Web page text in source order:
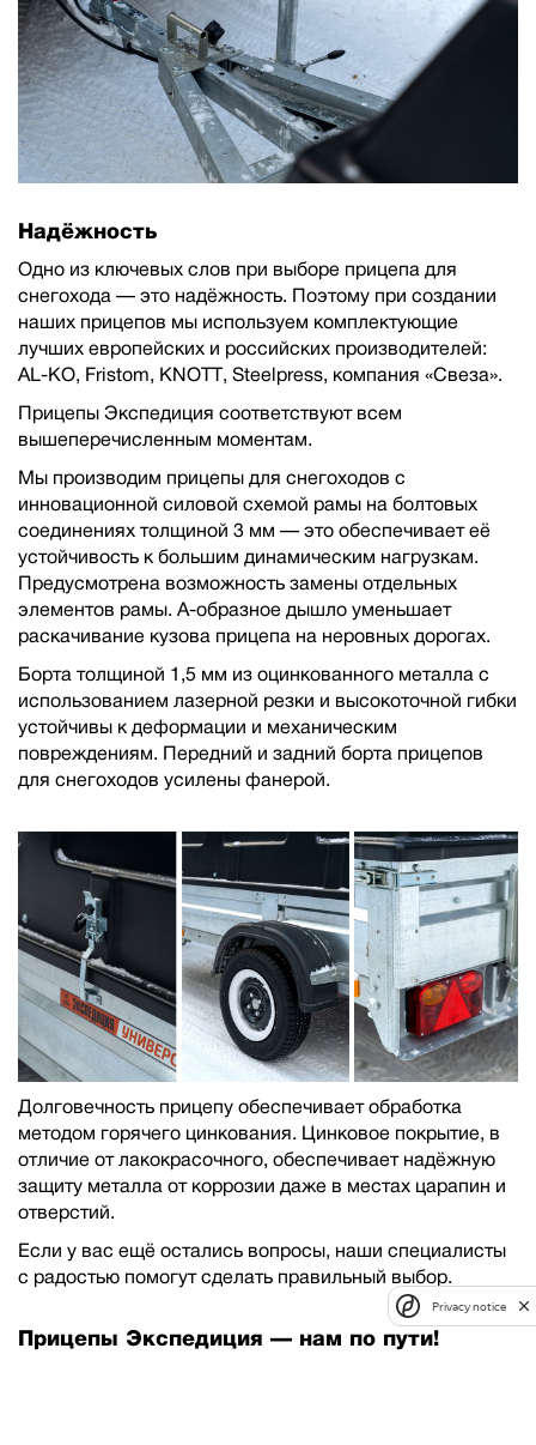
Надёжность
Одно из ключевых слов при выборе прицепа для
снегохода — это надёжность. Поэтому при создании
наших прицепов мы используем комплектующие
лучших европейских и российских производителей:
AL-KO, Fristom, KNOTT, Steelpress, компания «Свеза».
Прицепы Экспедиция соответствуют всем
вышеперечисленным моментам.
Мы производим прицепы для снегоходов с
инновационной силовой схемой рамы на болтовых
соединениях толщиной 3 мм — это обеспечивает её
устойчивость к большим динамическим нагрузкам.
Предусмотрена возможность замены отдельных
элементов рамы. А-образное дышло уменьшает
раскачивание кузова прицепа на неровных дорогах.
Борта толщиной 1,5 мм из оцинкованного металла с
использованием лазерной резки и высокоточной гибки
устойчивы к деформации и механическим
повреждениям. Передний и задний борта прицепов
для снегоходов усилены фанерой.
Долговечность прицепу обеспечивает обработка
методом горячего цинкования. Цинковое покрытие, в
отличие от лакокрасочного, обеспечивает надёжную
защиту металла от коррозии даже в местах царапин и
отверстий.
Если у вас ещё остались вопросы, наши специалисты
с радостью помогут сделать правильный выбор.
Прицепы Экспедиция — нам по пути!
Privacy notice